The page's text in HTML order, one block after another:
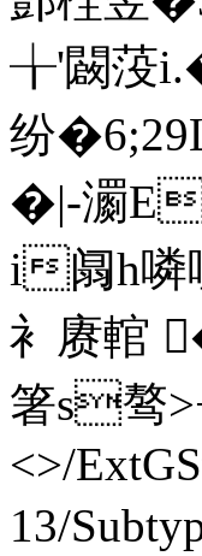
╁'闙莈
纷
�|-瀱
i阘h噒
衤赓輨
箸s骜
<>/
13/